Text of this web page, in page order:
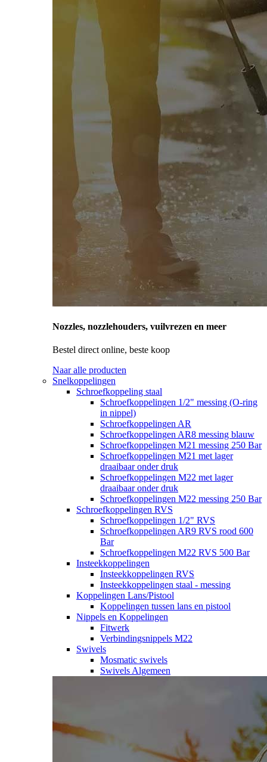
Nozzles, nozzlehouders, vuilvrezen en meer
Bestel direct online, beste koop
Naar alle producten
Snelkoppelingen
Schroefkoppeling staal
Schroefkoppelingen 1/2" messing (O-ring
in nippel)
Schroefkoppelingen AR
Schroefkoppelingen AR8 messing blauw
Schroefkoppelingen M21 messing 250 Bar
Schroefkoppelingen M21 met lager
draaibaar onder druk
Schroefkoppelingen M22 met lager
draaibaar onder druk
Schroefkoppelingen M22 messing 250 Bar
Schroefkoppelingen RVS
Schroefkoppelingen 1/2" RVS
Schroefkoppelingen AR9 RVS rood 600
Bar
Schroefkoppelingen M22 RVS 500 Bar
Insteekkoppelingen
Insteekkoppelingen RVS
Insteekkoppelingen staal - messing
Koppelingen Lans/Pistool
Koppelingen tussen lans en pistool
Nippels en Koppelingen
Fitwerk
Verbindingsnippels M22
Swivels
Mosmatic swivels
Swivels Algemeen